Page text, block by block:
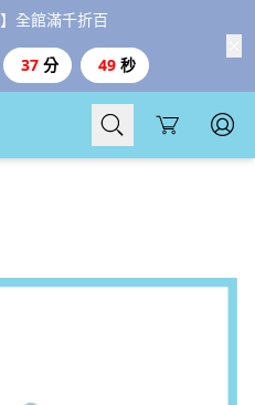
全館滿千折百
37 分 48 秒
Cart